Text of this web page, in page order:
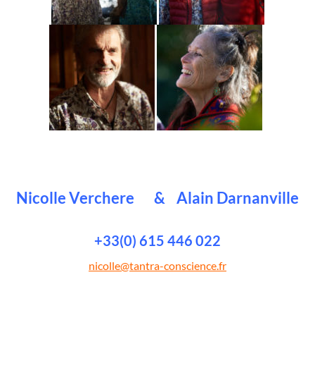
Nicolle Verchere & Alain Darnanville
+33(0) 615 446 022
nicolle@tantra-conscience.fr